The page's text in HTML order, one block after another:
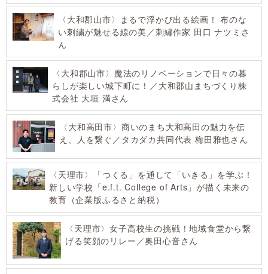
〈大和郡山市〉まるで浮かび出る絵画！ 布のな
い刺繍が魅せる線の美／刺繡作家 田口 ナツミさ
ん
〈大和郡山市〉魔法のリノベーションで日々の暮
らしが楽しい城下町に！／大和郡山まちづくり株
式会社 大垣 満さん
〈大和高田市〉商いのまち大和高田の魅力を伝
え、人を繋ぐ／タカダカ共同代表 梅田雅也さん
〈天理市〉「つくる」を通して「いきる」を学ぶ！
新しい学校「e.f.t. College of Arts」が描く未来の
教育（企業版ふるさと納税）
〈天理市〉女子高校生の挑戦！地域食堂から繋
げる笑顔のリレー／奥田心音さん